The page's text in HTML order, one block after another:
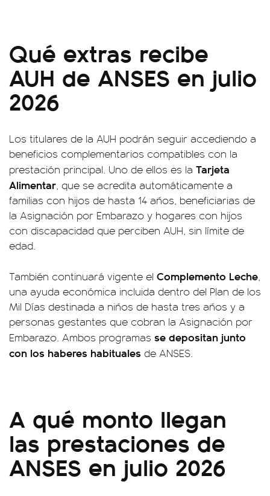
Qué extras recibe
AUH de ANSES en julio
2026
Los titulares de la AUH podrán seguir accediendo a
beneficios complementarios compatibles con la
prestación principal. Uno de ellos es la Tarjeta
Alimentar, que se acredita automáticamente a
familias con hijos de hasta 14 años, beneficiarias de
la Asignación por Embarazo y hogares con hijos
con discapacidad que perciben AUH, sin límite de
edad.
También continuará vigente el Complemento Leche,
una ayuda económica incluida dentro del Plan de los
Mil Días destinada a niños de hasta tres años y a
personas gestantes que cobran la Asignación por
Embarazo. Ambos programas se depositan junto
con los haberes habituales de ANSES.
A qué monto llegan
las prestaciones de
ANSES en julio 2026